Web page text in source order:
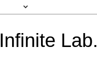
Infinite Lab.